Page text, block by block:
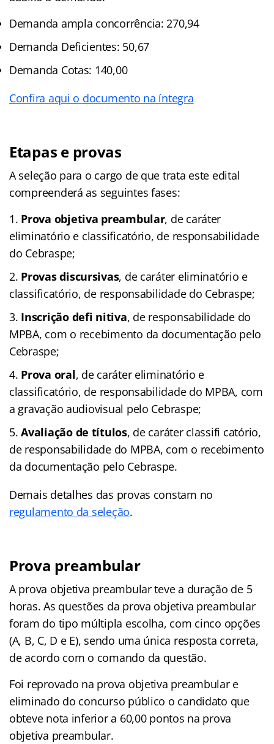
Demanda ampla concorrência: 270,94
Demanda Deficientes: 50,67
Demanda Cotas: 140,00
Confira aqui o documento na íntegra
Etapas e provas
A seleção para o cargo de que trata este edital
compreenderá as seguintes fases:
Prova objetiva preambular, de caráter
eliminatório e classificatório, de responsabilidade
do Cebraspe;
Provas discursivas, de caráter eliminatório e
classificatório, de responsabilidade do Cebraspe;
Inscrição defi nitiva, de responsabilidade do
MPBA, com o recebimento da documentação pelo
Cebraspe;
Prova oral, de caráter eliminatório e
classificatório, de responsabilidade do MPBA, com
a gravação audiovisual pelo Cebraspe;
Avaliação de títulos, de caráter classifi catório,
de responsabilidade do MPBA, com o recebimento
da documentação pelo Cebraspe.
Demais detalhes das provas constam no
regulamento da seleção.
Prova preambular
A prova objetiva preambular teve a duração de 5
horas. As questões da prova objetiva preambular
foram do tipo múltipla escolha, com cinco opções
(A, B, C, D e E), sendo uma única resposta correta,
de acordo com o comando da questão.
Foi reprovado na prova objetiva preambular e
eliminado do concurso público o candidato que
obteve nota inferior a 60,00 pontos na prova
objetiva preambular.